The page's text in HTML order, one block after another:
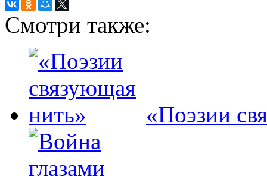
Смотри также:
«Поэзии